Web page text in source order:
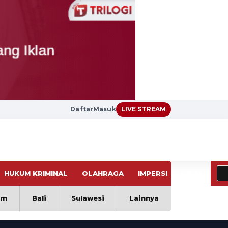
DaftarMasuk LIVE STREAM
HUKUM KRIMINAL OLAHRAGA IMPERSI
Bali Sulawesi Lainnya